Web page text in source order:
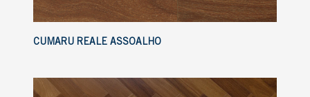
CUMARU REALE ASSOALHO